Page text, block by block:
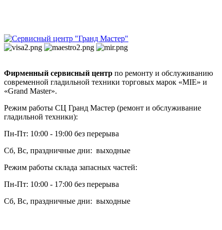
Фирменный сервисный центр по ремонту и обслуживанию
современной гладильной техники торговых марок «MIE» и
«Grand Master».
Режим работы СЦ Гранд Мастер (ремонт и обслуживание
гладильной техники):
Пн-Пт: 10:00 - 19:00 без перерыва
Сб, Вс, праздничные дни: выходные
Режим работы склада запасных частей:
Пн-Пт: 10:00 - 17:00 без перерыва
Сб, Вс, праздничные дни: выходные